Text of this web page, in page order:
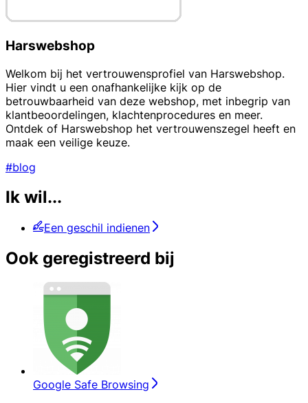
Harswebshop
Welkom bij het vertrouwensprofiel van Harswebshop.
Hier vindt u een onafhankelijke kijk op de
betrouwbaarheid van deze webshop, met inbegrip van
klantbeoordelingen, klachtenprocedures en meer.
Ontdek of Harswebshop het vertrouwenszegel heeft en
maak een veilige keuze.
#blog
Ik wil...
Een geschil indienen
Ook geregistreerd bij
Google Safe Browsing